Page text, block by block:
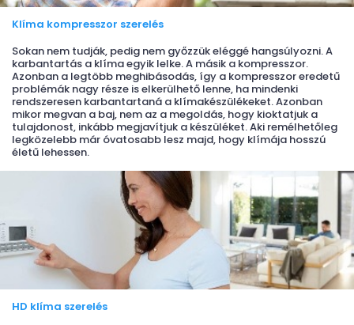
Klíma kompresszor szerelés
Sokan nem tudják, pedig nem győzzük eléggé hangsúlyozni. A
karbantartás a klíma egyik lelke. A másik a kompresszor.
Azonban a legtöbb meghibásodás, így a kompresszor eredetű
problémák nagy része is elkerülhető lenne, ha mindenki
rendszeresen karbantartaná a klímakészülékeket. Azonban
mikor megvan a baj, nem az a megoldás, hogy kioktatjuk a
tulajdonost, inkább megjavítjuk a készüléket. Aki remélhetőleg
legközelebb már óvatosabb lesz majd, hogy klímája hosszú
életű lehessen.
HD klíma szerelés